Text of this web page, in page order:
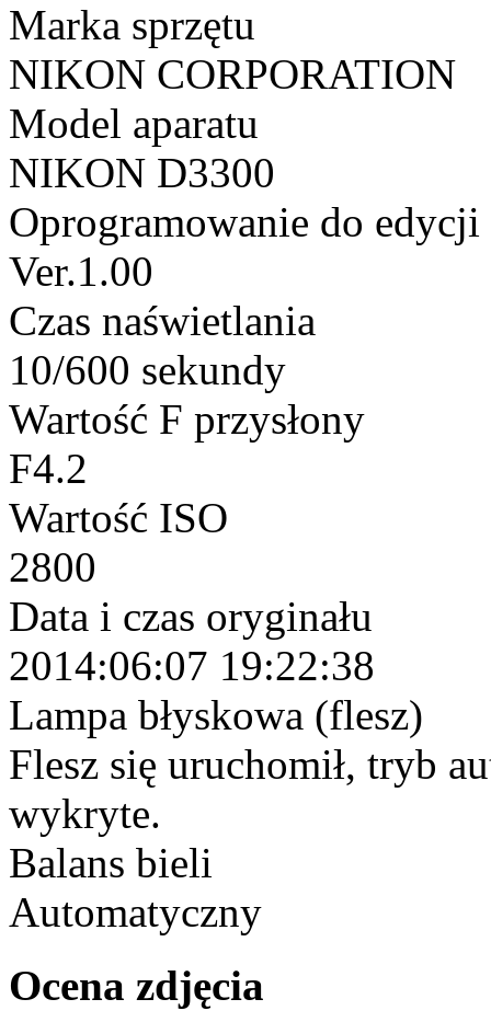
Marka sprzętu
NIKON CORPORATION
Model aparatu
NIKON D3300
Oprogramowanie do edycji
Ver.1.00
Czas naświetlania
10/600 sekundy
Wartość F przysłony
F4.2
Wartość ISO
2800
Data i czas oryginału
2014:06:07 19:22:38
Lampa błyskowa (flesz)
Flesz się uruchomił, tryb
wykryte.
Balans bieli
Automatyczny
Ocena zdjęcia